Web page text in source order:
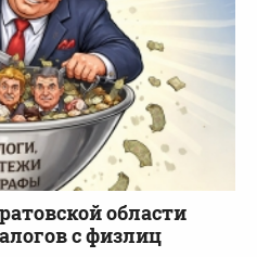
области
с физлиц